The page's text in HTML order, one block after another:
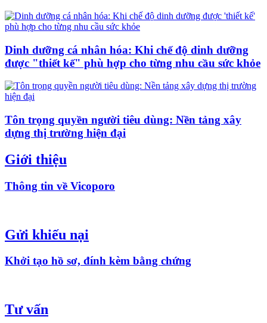
Dinh dưỡng cá nhân hóa: Khi chế độ dinh dưỡng
được "thiết kế" phù hợp cho từng nhu cầu sức khỏe
Tôn trọng quyền người tiêu dùng: Nền tảng xây
dựng thị trường hiện đại
Giới thiệu
Thông tin về Vicoporo
Gửi khiếu nại
Khởi tạo hồ sơ, đính kèm bằng chứng
Tư vấn